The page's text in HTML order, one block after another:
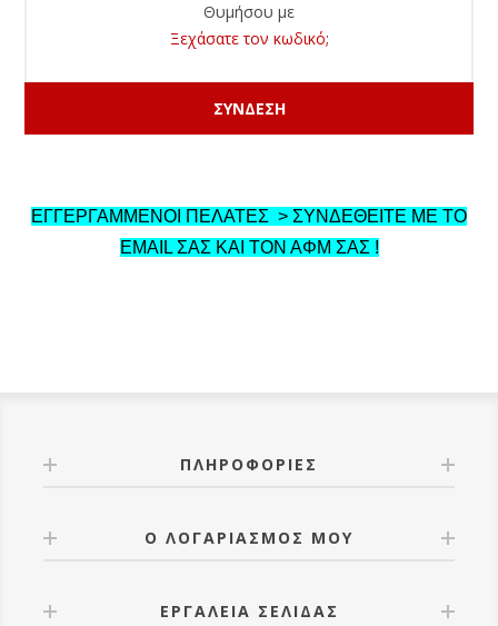
Θυμήσου με
Ξεχάσατε τον κωδικό;
ΕΓΓΕΡΓΑΜΜΕΝΟΙ ΠΕΛΑΤΕΣ > ΣΥΝΔΕΘΕΙΤΕ ΜΕ ΤΟ
EMAIL ΣΑΣ ΚΑΙ ΤΟΝ ΑΦΜ ΣΑΣ !
ΠΛΗΡΟΦΟΡΊΕΣ
Ο ΛΟΓΑΡΙΑΣΜΌΣ ΜΟΥ
ΕΡΓΑΛΕΊΑ ΣΕΛΊΔΑΣ